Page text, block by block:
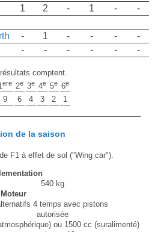
1 2 - 1 -
-
- 1 - - -
-
- - - - - -
comptent.
ere 2e 3e 4e 5e 6e
9 6 4 3 2 1
de la saison
F1 à effet de sol ("Wing car").
540 kg
Moteur
4 temps avec pistons
autorisée
ou 1500 cc (suralimenté)